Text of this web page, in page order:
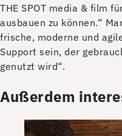
THE SPOT media & film
ausbauen zu können.“
frische, moderne und
Support sein, der
genutzt wird“.
Außerdem